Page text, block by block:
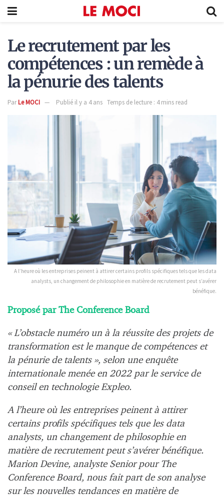
Le recrutement par les
compétences : un remède à
la pénurie des talents
ParLe MOCI Publié il y a 4 ans Temps de lecture : 4 mins read
A l’heure où les entreprises peinent à attirer certains profils spécifiques tels que les data
analysts, un changement de philosophie en matière de recrutement peut s’avérer
bénéfique.
Proposé par The Conference Board
« L’obstacle numéro un à la réussite des projets de
transformation est le manque de compétences et
la pénurie de talents », selon une enquête
internationale menée en 2022 par le service de
conseil en technologie Expleo.
A l’heure où les entreprises peinent à attirer
certains profils spécifiques tels que les data
analysts, un changement de philosophie en
matière de recrutement peut s’avérer bénéfique.
Marion Devine, analyste Senior pour The
Conference Board, nous fait part de son analyse
sur les nouvelles tendances en matière de